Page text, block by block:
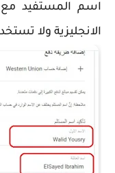
اسم المستفيد مع
الانجليزية ولا